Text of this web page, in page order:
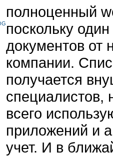
полноценный
поскольку
документов от
компании.
получается
всего
приложений и
учет. И в